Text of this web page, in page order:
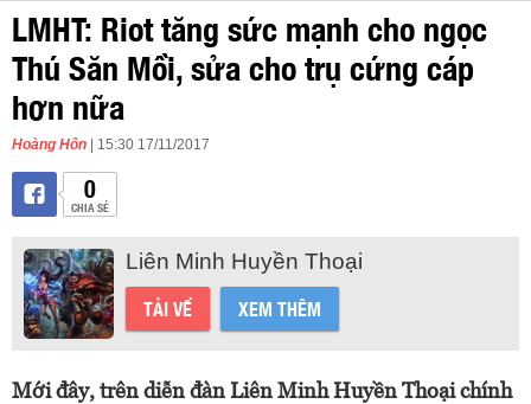
LMHT: Riot tăng sức mạnh cho ngọc
Thú Săn Mồi, sửa cho trụ cứng cáp
hơn nữa
Hoàng Hôn | 15:30 17/11/2017
0
CHIA SẺ
Liên Minh Huyền Thoại
TẢI VỀ XEM THÊM
Mới đây, trên diễn đàn Liên Minh Huyền Thoại chính